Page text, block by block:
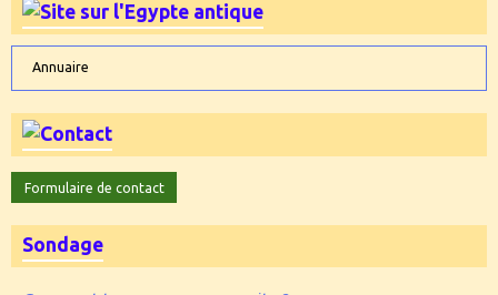
Annuaire
Formulaire de contact
Sondage